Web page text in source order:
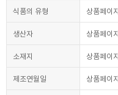
식품의 유형 상품페이
생산자 상품페이
소재지 상품페이
제조연월일 상품페이